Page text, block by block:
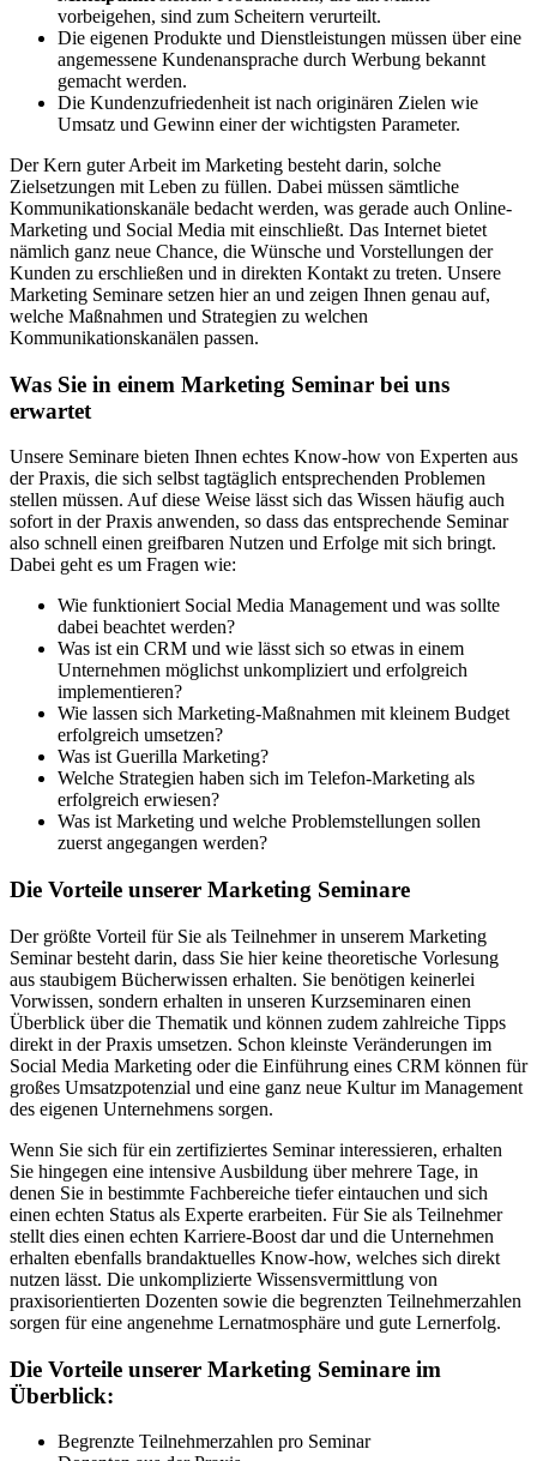
vorbeigehen, sind zum Scheitern verurteilt.
Die eigenen Produkte und Dienstleistungen müssen über eine
angemessene Kundenansprache durch Werbung bekannt
gemacht werden.
Die Kundenzufriedenheit ist nach originären Zielen wie
Umsatz und Gewinn einer der wichtigsten Parameter.
Der Kern guter Arbeit im Marketing besteht darin, solche
Zielsetzungen mit Leben zu füllen. Dabei müssen sämtliche
Kommunikationskanäle bedacht werden, was gerade auch Online-
Marketing und Social Media mit einschließt. Das Internet bietet
nämlich ganz neue Chance, die Wünsche und Vorstellungen der
Kunden zu erschließen und in direkten Kontakt zu treten. Unsere
Marketing Seminare setzen hier an und zeigen Ihnen genau auf,
welche Maßnahmen und Strategien zu welchen
Kommunikationskanälen passen.
Was Sie in einem Marketing Seminar bei uns
erwartet
Unsere Seminare bieten Ihnen echtes Know-how von Experten aus
der Praxis, die sich selbst tagtäglich entsprechenden Problemen
stellen müssen. Auf diese Weise lässt sich das Wissen häufig auch
sofort in der Praxis anwenden, so dass das entsprechende Seminar
also schnell einen greifbaren Nutzen und Erfolge mit sich bringt.
Dabei geht es um Fragen wie:
Wie funktioniert Social Media Management und was sollte
dabei beachtet werden?
Was ist ein CRM und wie lässt sich so etwas in einem
Unternehmen möglichst unkompliziert und erfolgreich
implementieren?
Wie lassen sich Marketing-Maßnahmen mit kleinem Budget
erfolgreich umsetzen?
Was ist Guerilla Marketing?
Welche Strategien haben sich im Telefon-Marketing als
erfolgreich erwiesen?
Was ist Marketing und welche Problemstellungen sollen
zuerst angegangen werden?
Die Vorteile unserer Marketing Seminare
Der größte Vorteil für Sie als Teilnehmer in unserem Marketing
Seminar besteht darin, dass Sie hier keine theoretische Vorlesung
aus staubigem Bücherwissen erhalten. Sie benötigen keinerlei
Vorwissen, sondern erhalten in unseren Kurzseminaren einen
Überblick über die Thematik und können zudem zahlreiche Tipps
direkt in der Praxis umsetzen. Schon kleinste Veränderungen im
Social Media Marketing oder die Einführung eines CRM können für
großes Umsatzpotenzial und eine ganz neue Kultur im Management
des eigenen Unternehmens sorgen.
Wenn Sie sich für ein zertifiziertes Seminar interessieren, erhalten
Sie hingegen eine intensive Ausbildung über mehrere Tage, in
denen Sie in bestimmte Fachbereiche tiefer eintauchen und sich
einen echten Status als Experte erarbeiten. Für Sie als Teilnehmer
stellt dies einen echten Karriere-Boost dar und die Unternehmen
erhalten ebenfalls brandaktuelles Know-how, welches sich direkt
nutzen lässt. Die unkomplizierte Wissensvermittlung von
praxisorientierten Dozenten sowie die begrenzten Teilnehmerzahlen
sorgen für eine angenehme Lernatmosphäre und gute Lernerfolg.
Die Vorteile unserer Marketing Seminare im
Überblick:
Begrenzte Teilnehmerzahlen pro Seminar